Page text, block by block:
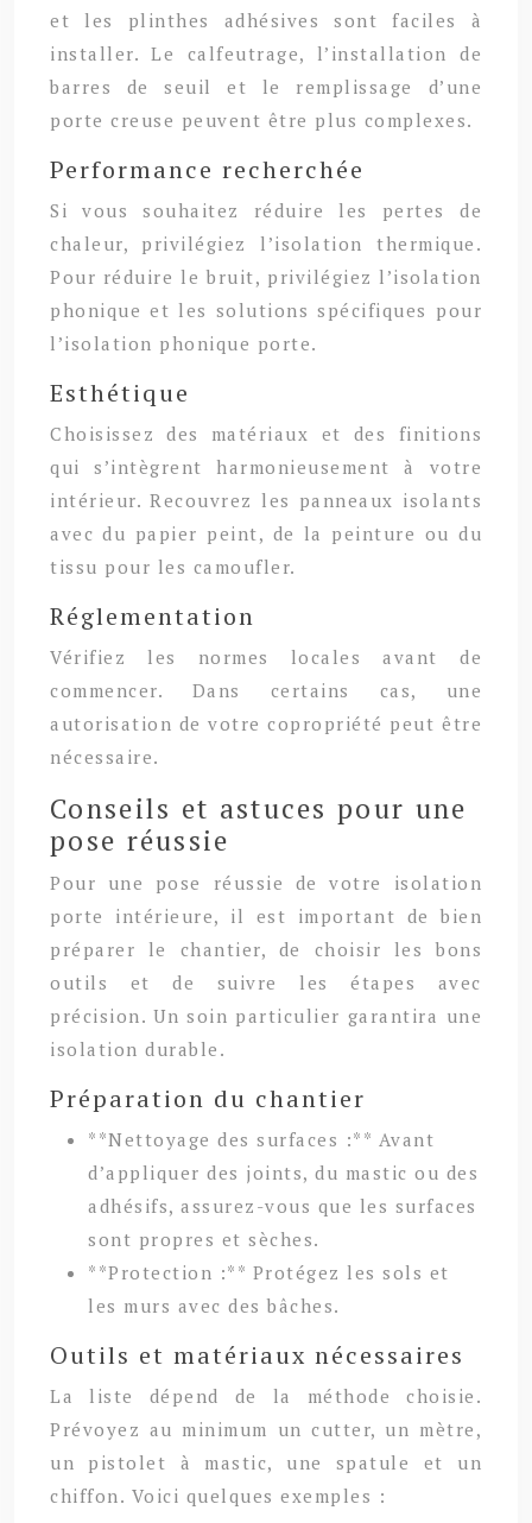
et les plinthes adhésives sont faciles à
installer. Le calfeutrage, l’installation de
barres de seuil et le remplissage d’une
porte creuse peuvent être plus complexes.
Performance recherchée
Si vous souhaitez réduire les pertes de
chaleur, privilégiez l’isolation thermique.
Pour réduire le bruit, privilégiez l’isolation
phonique et les solutions spécifiques pour
l’isolation phonique porte.
Esthétique
Choisissez des matériaux et des finitions
qui s’intègrent harmonieusement à votre
intérieur. Recouvrez les panneaux isolants
avec du papier peint, de la peinture ou du
tissu pour les camoufler.
Réglementation
Vérifiez les normes locales avant de
commencer. Dans certains cas, une
autorisation de votre copropriété peut être
nécessaire.
Conseils et astuces pour une
pose réussie
Pour une pose réussie de votre isolation
porte intérieure, il est important de bien
préparer le chantier, de choisir les bons
outils et de suivre les étapes avec
précision. Un soin particulier garantira une
isolation durable.
Préparation du chantier
**Nettoyage des surfaces :** Avant
d’appliquer des joints, du mastic ou des
adhésifs, assurez-vous que les surfaces
sont propres et sèches.
**Protection :** Protégez les sols et
les murs avec des bâches.
Outils et matériaux nécessaires
La liste dépend de la méthode choisie.
Prévoyez au minimum un cutter, un mètre,
un pistolet à mastic, une spatule et un
chiffon. Voici quelques exemples :